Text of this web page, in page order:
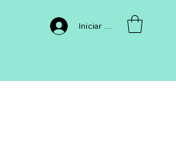
Iniciar sesión